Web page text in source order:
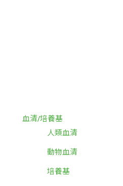
血清/培養基
人類血清
動物血清
培養基